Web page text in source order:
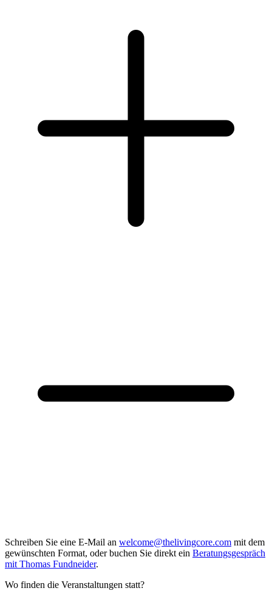
Schreiben Sie eine E-Mail an welcome@thelivingcore.com mit dem
gewünschten Format, oder buchen Sie direkt ein Beratungsgespräch
mit Thomas Fundneider.
Wo finden die Veranstaltungen statt?